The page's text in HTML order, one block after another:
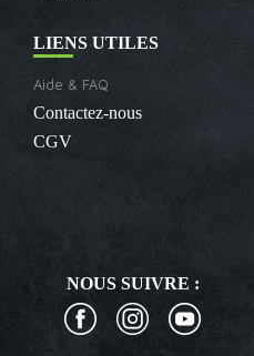
LIENS UTILES
Aide & FAQ
Contactez-nous
CGV
NOUS SUIVRE :